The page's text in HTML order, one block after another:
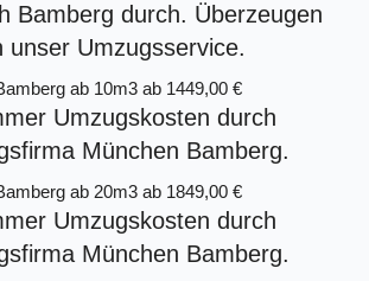
Bamberg durch. Überzeugen
unser Umzugsservice.
ab 10m3 ab 1449,00 €
Umzugskosten durch
München Bamberg.
ab 20m3 ab 1849,00 €
Umzugskosten durch
München Bamberg.